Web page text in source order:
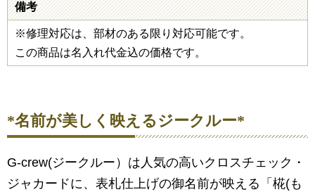
備考
※修理対応は、部材のある限り対応可能です。
この商品は名入れ代金込の価格です。
*名前が美しく映えるジークルー*
G-crew(ジークルー）は人気の高いクロスチェック・
ジャカードに、表札仕上げの御名前が映える「椛(も